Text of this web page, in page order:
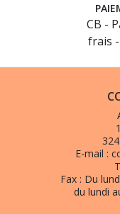
CB -
frais
E-mail :
Fax : Du
du lundi